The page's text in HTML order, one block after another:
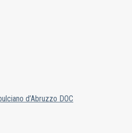
d’Abruzzo DOC